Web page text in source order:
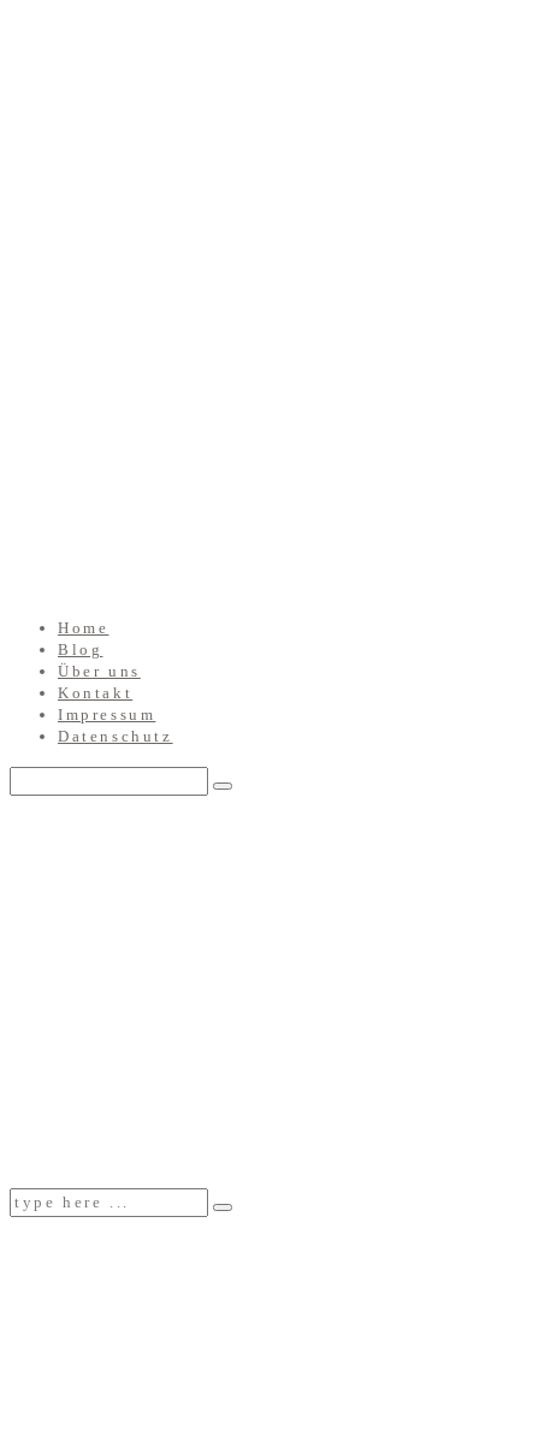
Home
Blog
Über uns
Kontakt
Impressum
Datenschutz